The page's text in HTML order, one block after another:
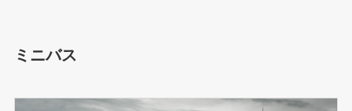
ミニバス